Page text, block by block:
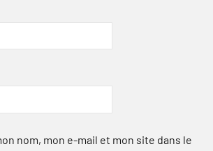
nom, mon e-mail et mon site dans le